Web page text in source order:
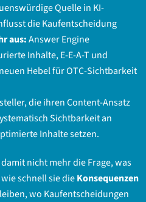
Quelle in KI-
die Kaufentscheidung
aus:Answer Engine
Inhalte, E-E-A-T und
Hebel für OTC-Sichtbarkeit
die ihren Content-Ansatz
Sichtbarkeit an
Inhalte setzen.
nicht mehr die Frage, was
schnell sie dieKonsequenzen
wo Kaufentscheidungen